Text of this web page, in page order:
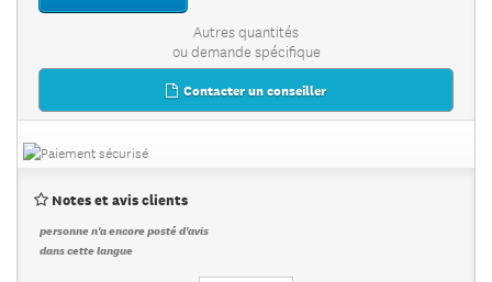
Autres quantités
ou demande spécifique
Contacter un conseiller
Notes et avis clients
personne n'a encore posté d'avis
dans cette langue